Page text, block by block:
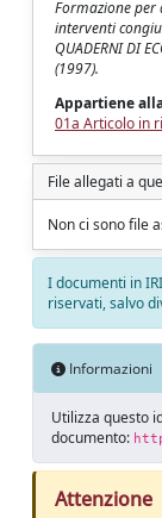
Formazione
interventi
QUADERNI DI
(1997).
Appartiene
01a Articolo in
File allegati a
Non ci sono file
I documenti in
riservati, salvo
Informazioni
Utilizza questo
documento:
Attenzione